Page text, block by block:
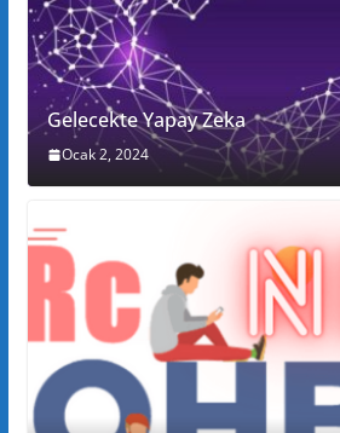
Gelecekte Yapay Zeka
Ocak 2, 2024